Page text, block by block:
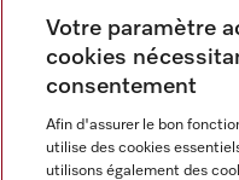
Langue
Votre paramètre
cookies
consentement
Afin d'assurer le bon
utilise des cookies
utilisons également des